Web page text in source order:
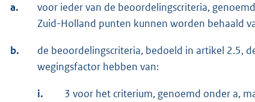
a.
voor ieder van de beoordelingscriteria,
Zuid-Holland punten kunnen worden behaald
b.
de beoordelingscriteria, bedoeld in artikel 2.5,
wegingsfactor hebben van:
i. 3 voor het criterium, genoemd onder a,